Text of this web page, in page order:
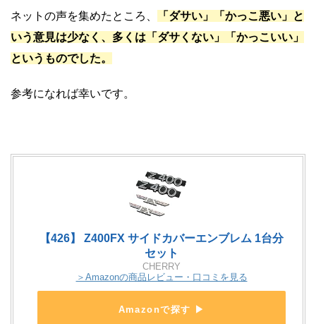
ネットの声を集めたところ、 「ダサい」「かっこ悪い」 と
いう意見は少なく、多くは「ダサくない」「かっこいい」
というものでした。
参考になれば幸いです。
【426】 Z400FX サイドカバーエンブレム 1台分
セット
CHERRY
＞Amazonの商品レビュー・口コミを見る
Amazonで探す ▶